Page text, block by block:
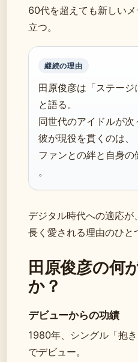
60代を超えても新しい
立つ。
継続の理由
田原俊彦は「ステージ
と語る。
同世代のアイドルが次
彼が現役を貫くのは、
ファンとの絆と自身
。
デジタル時代への適応が、
長く愛される理由のひと
田原俊彦の何
か？
デビューからの功績
1980年、シングル「抱き
でデビュー。